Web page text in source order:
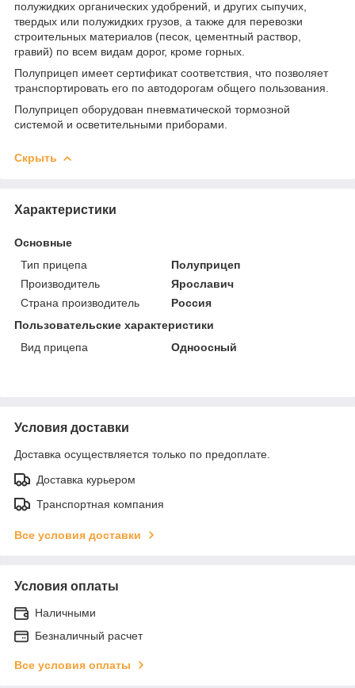
полужидких органических удобрений, и других сыпучих,
твердых или полужидких грузов, а также для перевозки
строительных материалов (песок, цементный раствор,
гравий) по всем видам дорог, кроме горных.
Полуприцеп имеет сертификат соответствия, что позволяет
транспортировать его по автодорогам общего пользования.
Полуприцеп оборудован пневматической тормозной
системой и осветительными приборами.
Скрыть
Характеристики
Основные
Тип прицепа
Полуприцеп
Производитель
Ярославич
Страна производитель
Россия
Пользовательские характеристики
Вид прицепа
Одноосный
Условия доставки
Доставка осуществляется только по предоплате.
Доставка курьером
Транспортная компания
Все условия доставки
Условия оплаты
Наличными
Безналичный расчет
Все условия оплаты